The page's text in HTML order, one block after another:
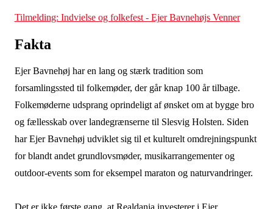
Tilmelding: Indvielse og folkefest - Ejer Bavnehøjs Venner
Fakta
Ejer Bavnehøj har en lang og stærk tradition som
forsamlingssted til folkemøder, der går knap 100 år tilbage.
Folkemøderne udsprang oprindeligt af ønsket om at bygge bro
og fællesskab over landegrænserne til Slesvig Holsten. Siden
har Ejer Bavnehøj udviklet sig til et kulturelt omdrejningspunkt
for blandt andet grundlovsmøder, musikarrangementer og
outdoor-events som for eksempel maraton og naturvandringer.
Det er ikke første gang, at Realdania investerer i Ejer